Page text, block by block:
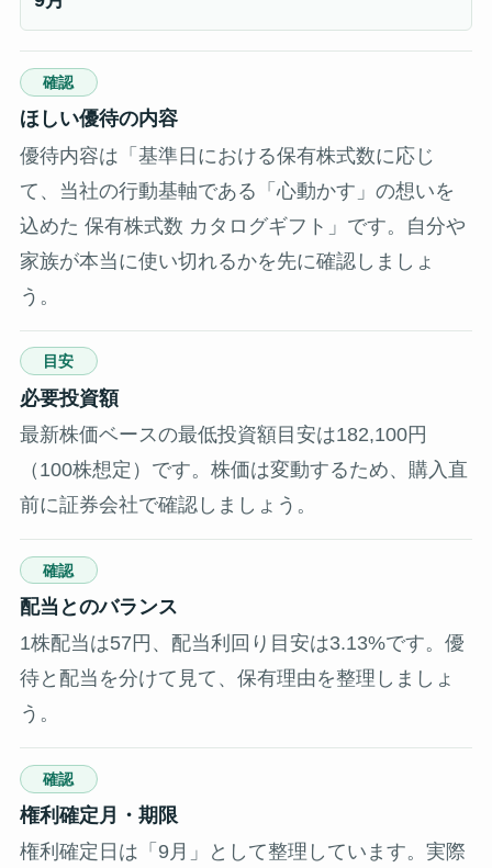
確認
ほしい優待の内容
優待内容は「基準日における保有株式数に応じ
て、当社の行動基軸である「心動かす」の想いを
込めた 保有株式数 カタログギフト」です。自分や
家族が本当に使い切れるかを先に確認しましょ
う。
目安
必要投資額
最新株価ベースの最低投資額目安は182,100円
（100株想定）です。株価は変動するため、購入直
前に証券会社で確認しましょう。
確認
配当とのバランス
1株配当は57円、配当利回り目安は3.13%です。優
待と配当を分けて見て、保有理由を整理しましょ
う。
確認
権利確定月・期限
権利確定日は「9月」として整理しています。実際